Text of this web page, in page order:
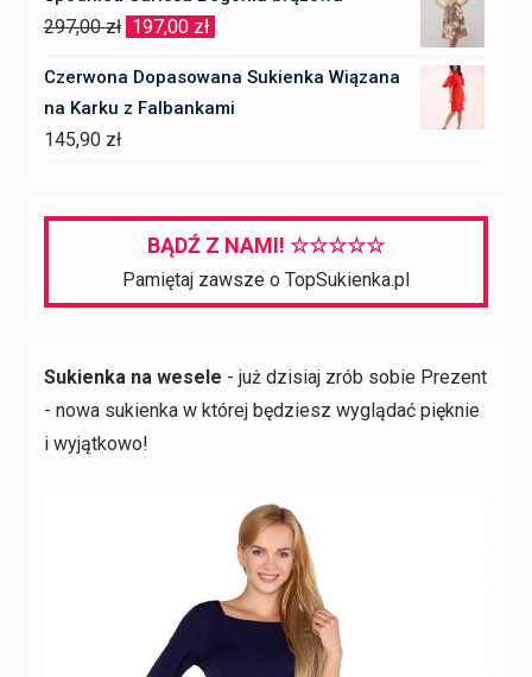
297,00zł Pierwotna
wynosiła:
197,00 zł
Czerwona Dopasowana Sukienka Wiązana
na Karku z Falbankami
145,90 zł
BĄDŹ Z NAMI! ☆☆☆☆☆
Pamiętaj zawsze o TopSukienka.pl
Sukienka na wesele - już dzisiaj zrób sobie Prezent
- nowa sukienka w której będziesz wyglądać pięknie
i wyjątkowo!